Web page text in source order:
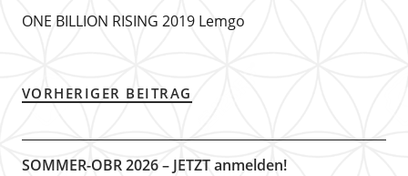
ONE BILLION RISING 2019 Lemgo
VORHERIGER BEITRAG
SOMMER-OBR 2026 – JETZT anmelden!